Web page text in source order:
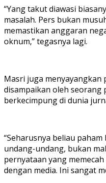
“Yang takut diawasi
masalah. Pers bukan
memastikan anggaran
oknum,” tegasnya lagi.
Masri juga
disampaikan oleh seorang
berkecimpung di dunia
“Seharusnya beliau
undang-undang, bukan
pernyataan yang
dengan media. Ini sangat